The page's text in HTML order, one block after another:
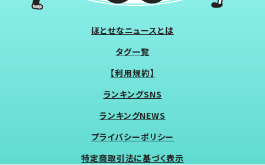
ほとせなニュースとは
タグ一覧
【利用規約】
ランキングSNS
ランキングNEWS
プライバシーポリシー
特定商取引法に基づく表示